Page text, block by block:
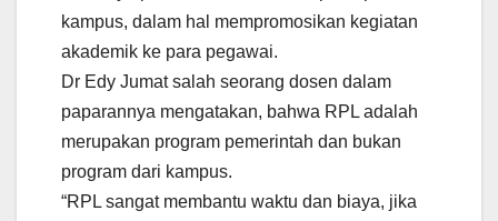
kampus, dalam hal mempromosikan kegiatan
akademik ke para pegawai.
Dr Edy Jumat salah seorang dosen dalam
paparannya mengatakan, bahwa RPL adalah
merupakan program pemerintah dan bukan
program dari kampus.
“RPL sangat membantu waktu dan biaya, jika